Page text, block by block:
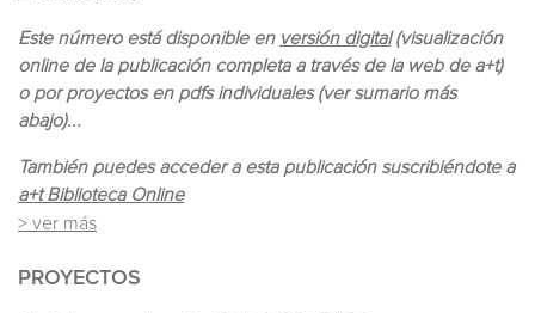
Este número está disponible en versión digital(visualización
online de la publicación completa a través de la web de a+t)
o por proyectos en pdfs individuales (ver sumario más
abajo)...
También puedes acceder a esta publicación suscribiéndote a
a+t Biblioteca Online
> ver más
PROYECTOS